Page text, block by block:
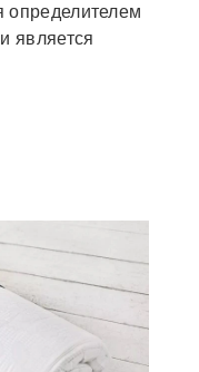
определителем
является